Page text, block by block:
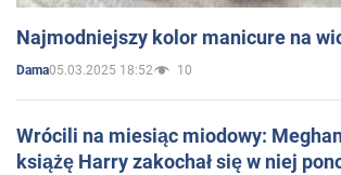
Najmodniejszy kolor manicure na
Dama05.03.2025 18:52 10
Wrócili na miesiąc miodowy:
książę Harry zakochał się w niej